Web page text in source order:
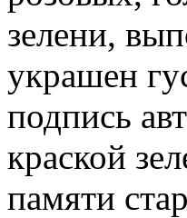
зелени,
украшен
подпись
краской
памяти